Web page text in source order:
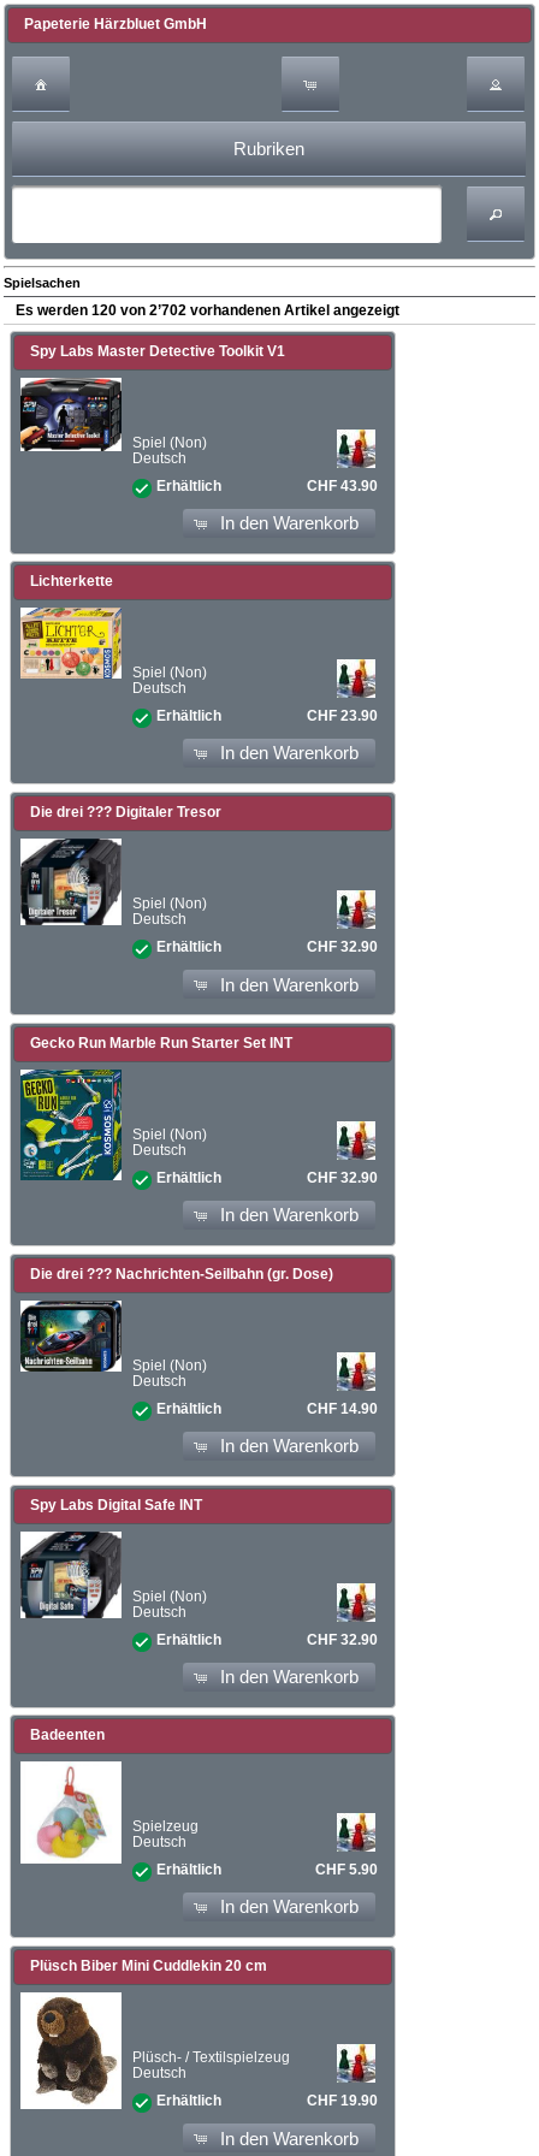
Papeterie Härzbluet GmbH
Rubriken
Spielsachen
Es werden 120 von 2’702 vorhandenen Artikel angezeigt
Spy Labs Master Detective Toolkit V1
Spiel (Non)
Deutsch
Erhältlich
CHF 43.90
In den Warenkorb
Lichterkette
Spiel (Non)
Deutsch
Erhältlich
CHF 23.90
In den Warenkorb
Die drei ??? Digitaler Tresor
Spiel (Non)
Deutsch
Erhältlich
CHF 32.90
In den Warenkorb
Gecko Run Marble Run Starter Set INT
Spiel (Non)
Deutsch
Erhältlich
CHF 32.90
In den Warenkorb
Die drei ??? Nachrichten-Seilbahn (gr. Dose)
Spiel (Non)
Deutsch
Erhältlich
CHF 14.90
In den Warenkorb
Spy Labs Digital Safe INT
Spiel (Non)
Deutsch
Erhältlich
CHF 32.90
In den Warenkorb
Badeenten
Spielzeug
Deutsch
Erhältlich
CHF 5.90
In den Warenkorb
Plüsch Biber Mini Cuddlekin 20 cm
Plüsch- / Textilspielzeug
Deutsch
Erhältlich
CHF 19.90
In den Warenkorb